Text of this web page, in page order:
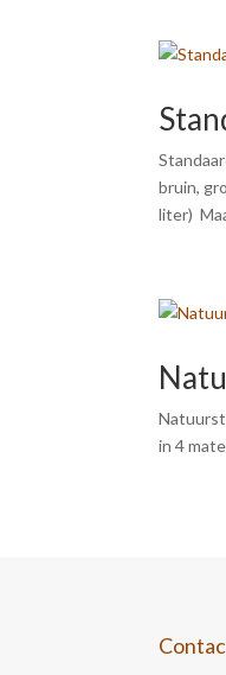
bruin,
liter)
in 4